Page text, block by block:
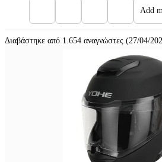
Add
Διαβάστηκε από 1.654 αναγνώστες (27/04/